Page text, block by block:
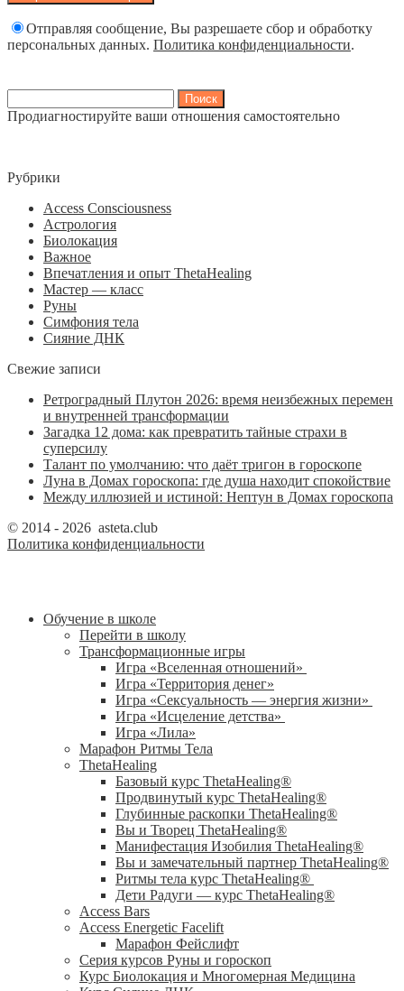
Отправляя сообщение, Вы разрешаете сбор и обработку
персональных данных. Политика конфиденциальности.
Продиагностируйте ваши отношения самостоятельно
Рубрики
Access Consciousness
Астрология
Биолокация
Важное
Впечатления и опыт ThetaHealing
Мастер — класс
Руны
Симфония тела
Сияние ДНК
Свежие записи
Ретроградный Плутон 2026: время неизбежных перемен
и внутренней трансформации
Загадка 12 дома: как превратить тайные страхи в
суперсилу
Талант по умолчанию: что даёт тригон в гороскопе
Луна в Домах гороскопа: где душа находит спокойствие
Между иллюзией и истиной: Нептун в Домах гороскопа
© 2014 - 2026 asteta.club
Политика конфиденциальности
Обучение в школе
Перейти в школу
Трансформационные игры
Игра «Вселенная отношений»
Игра «Территория денег»
Игра «Сексуальность — энергия жизни»
Игра «Исцеление детства»
Игра «Лила»
Марафон Ритмы Тела
ThetaHealing
Базовый курс ThetaHealing®
Продвинутый курс ThetaHealing®
Глубинные раскопки ThetaHealing®
Вы и Творец ThetaHealing®
Манифестация Изобилия ThetaHealing®
Вы и замечательный партнер ThetaHealing®
Ритмы тела курс ThetaHealing®
Дети Радуги — курс ThetaHealing®
Access Bars
Access Energetic Facelift
Марафон Фейслифт
Серия курсов Руны и гороскоп
Курс Биолокация и Многомерная Медицина